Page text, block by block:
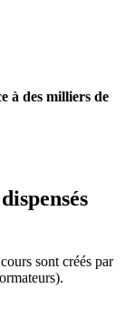
à des milliers de
sont créés par